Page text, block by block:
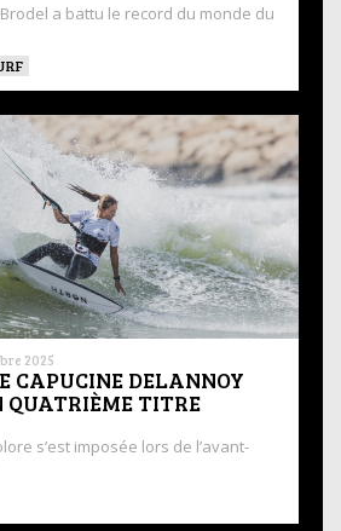
a battu le record du monde du
2025
CAPUCINE DELANNOY
QUATRIÈME TITRE
s’est imposée lors de l’avant-